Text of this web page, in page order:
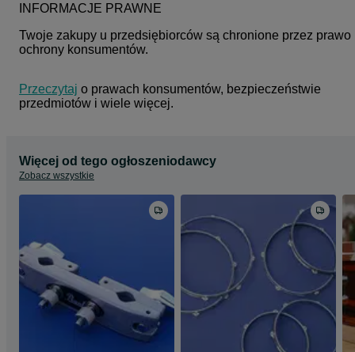
INFORMACJE PRAWNE
Twoje zakupy u przedsiębiorców są chronione przez prawo
ochrony konsumentów.
Przeczytaj o prawach konsumentów, bezpieczeństwie
przedmiotów i wiele więcej.
Więcej od tego ogłoszeniodawcy
Zobacz wszystkie